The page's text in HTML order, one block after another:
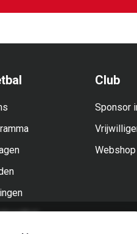
Club
Sponsor
Webshop